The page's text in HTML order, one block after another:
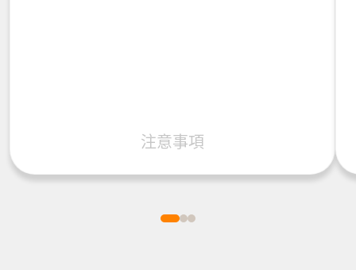
注意事項